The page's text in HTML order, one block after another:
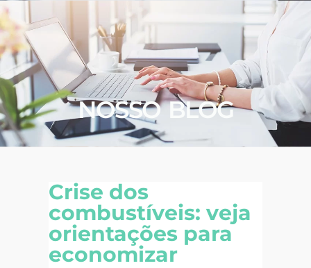
NOSSO BLOG
Crise dos
combustíveis: veja
orientações para
economizar